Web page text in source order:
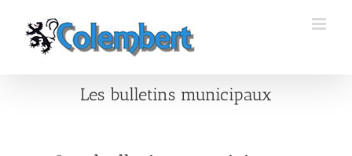
contenu
Les bulletins municipaux